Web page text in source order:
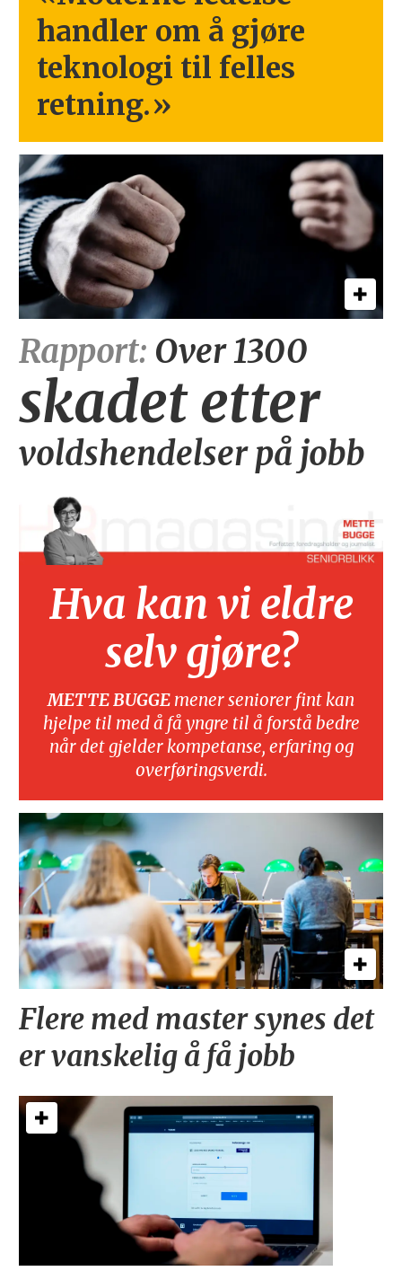
handler om å gjøre
teknologi til felles
retning.»
Rapport: Over 1300
skadet etter
voldshendelser på jobb
Hva kan vi eldre
selv gjøre?
METTE BUGGE mener seniorer fint kan
hjelpe til med å få yngre til å forstå bedre
når det gjelder kompetanse, erfaring og
overføringsverdi.
Flere med master synes det
er vanskelig å få jobb